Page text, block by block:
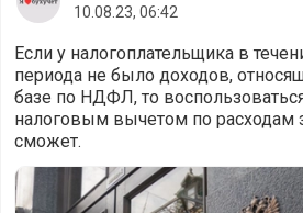
10.08.23, 06:42
Если у налогоплательщика в
периода не было доходов,
базе по НДФЛ, то
налоговым вычетом по расходам
сможет.
Нет доходов – не будет и